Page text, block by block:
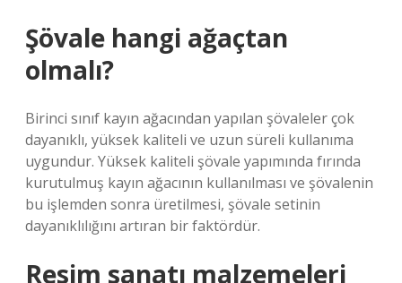
Şövale hangi ağaçtan
olmalı?
Birinci sınıf kayın ağacından yapılan şövaleler çok
dayanıklı, yüksek kaliteli ve uzun süreli kullanıma
uygundur. Yüksek kaliteli şövale yapımında fırında
kurutulmuş kayın ağacının kullanılması ve şövalenin
bu işlemden sonra üretilmesi, şövale setinin
dayanıklılığını artıran bir faktördür.
Resim sanatı malzemeleri